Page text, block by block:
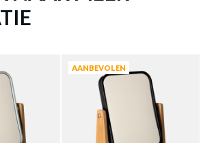
AANBEVOLEN
SISSI ROZE